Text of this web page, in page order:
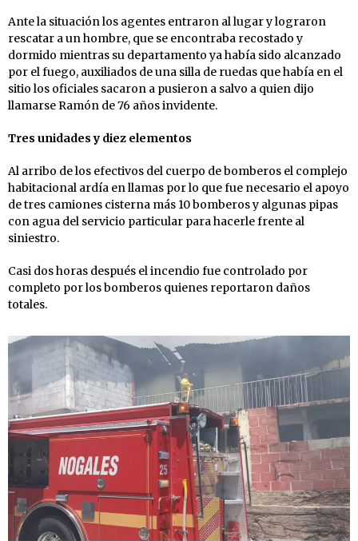
Ante la situación los agentes entraron al lugar y lograron
rescatar a un hombre, que se encontraba recostado y
dormido mientras su departamento ya había sido alcanzado
por el fuego, auxiliados de una silla de ruedas que había en el
sitio los oficiales sacaron a pusieron a salvo a quien dijo
llamarse Ramón de 76 años invidente.
Tres unidades y diez elementos
Al arribo de los efectivos del cuerpo de bomberos el complejo
habitacional ardía en llamas por lo que fue necesario el apoyo
de tres camiones cisterna más 10 bomberos y algunas pipas
con agua del servicio particular para hacerle frente al
siniestro.
Casi dos horas después el incendio fue controlado por
completo por los bomberos quienes reportaron daños
totales.